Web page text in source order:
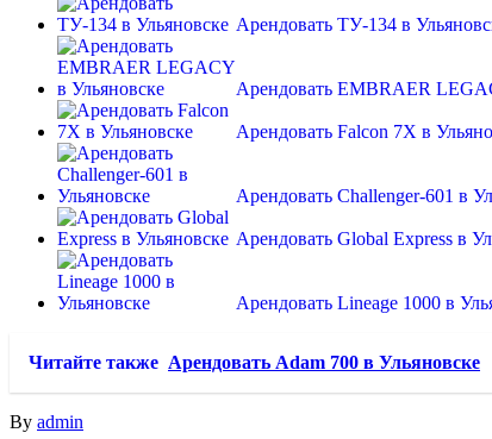
Арендовать ТУ-134 в
Арендовать EMBRAER
Арендовать Falcon 7X в
Арендовать Challenger-601 в
Арендовать Global Express в
Арендовать Lineage 1000 в
Читайте также Арендовать Adam 700 в Ульяновске
By admin